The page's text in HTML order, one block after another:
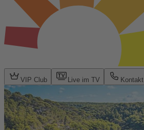
VIP Club Live im TV Kontakt